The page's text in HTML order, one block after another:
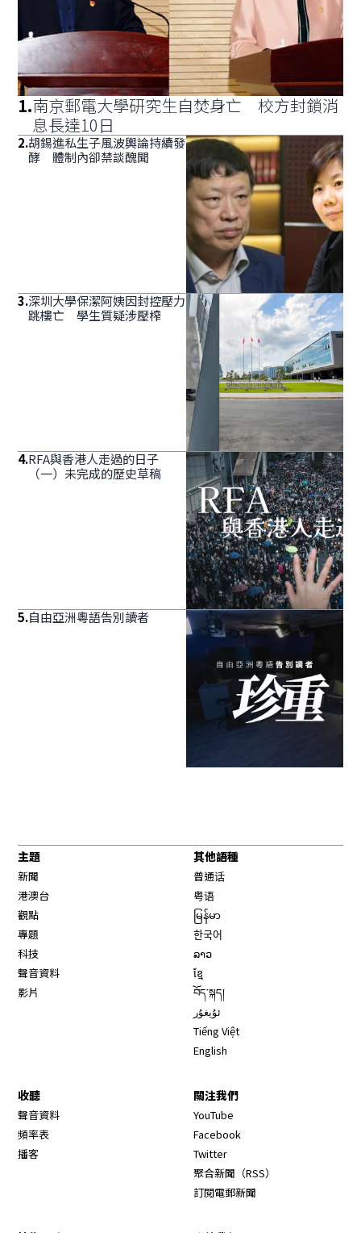
1.南京郵電大學研究生自焚身亡 校方封鎖消
息長達10日
2.胡錫進私生子風波輿論持續發
酵 體制內卻禁談醜聞
3.深圳大學保潔阿姨因封控壓力
跳樓亡 學生質疑涉壓榨
4.RFA與香港人走過的日子
（一）未完成的歷史草稿
5.自由亞洲粵語告別讀者
主題
新聞
港澳台
觀點
專題
科技
聲音資料
影片
其他語種
普通话
粤语
မြန်မာ
한국어
ລາວ
ខ្មែ
བོད་སྐད།
ئۇيغۇر
Tiếng Việt
English
收聽
聲音資料
頻率表
播客
關注我們
YouTube
Facebook
Twitter
聚合新聞（RSS）
訂閱電郵新聞